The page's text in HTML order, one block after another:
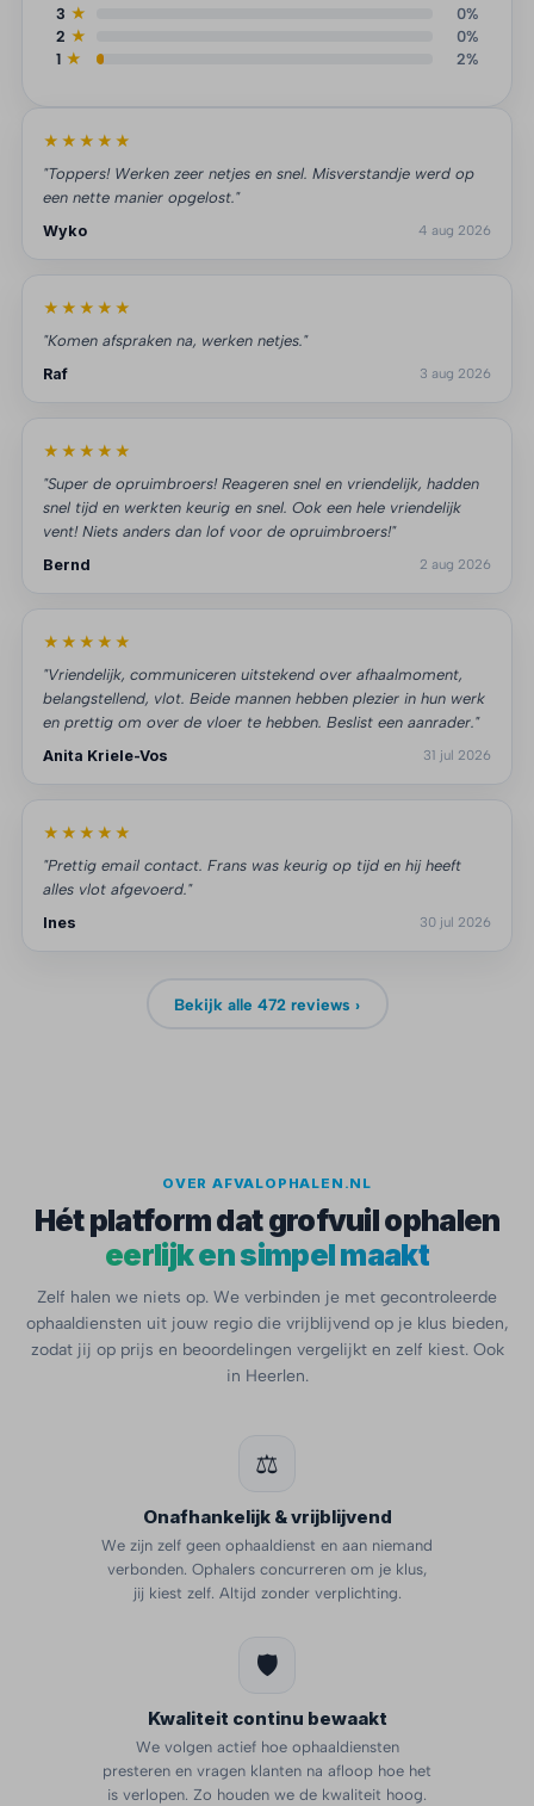
3 ★
0%
2 ★
0%
1 ★ 2%
★★★★★
"Toppers! Werken zeer netjes en snel. Misverstandje werd op
een nette manier opgelost."
Wyko
4 aug 2026
★★★★★
"Komen afspraken na, werken netjes."
Raf
3 aug 2026
★★★★★
"Super de opruimbroers! Reageren snel en vriendelijk, hadden
snel tijd en werkten keurig en snel. Ook een hele vriendelijk
vent! Niets anders dan lof voor de opruimbroers!"
Bernd
2 aug 2026
★★★★★
"Vriendelijk, communiceren uitstekend over afhaalmoment,
belangstellend, vlot. Beide mannen hebben plezier in hun werk
en prettig om over de vloer te hebben. Beslist een aanrader."
Anita Kriele-Vos
31 jul 2026
★★★★★
"Prettig email contact. Frans was keurig op tijd en hij heeft
alles vlot afgevoerd."
Ines
30 jul 2026
Bekijk alle 472 reviews ›
OVER AFVALOPHALEN.NL
Hét platform dat grofvuil ophalen
eerlijk en simpel maakt
Zelf halen we niets op. We verbinden je met gecontroleerde
ophaaldiensten uit jouw regio die vrijblijvend op je klus bieden,
zodat jij op prijs en beoordelingen vergelijkt en zelf kiest. Ook
in Heerlen.
⚖️
Onafhankelijk & vrijblijvend
We zijn zelf geen ophaaldienst en aan niemand
verbonden. Ophalers concurreren om je klus,
jij kiest zelf. Altijd zonder verplichting.
🛡️
Kwaliteit continu bewaakt
We volgen actief hoe ophaaldiensten
presteren en vragen klanten na afloop hoe het
is verlopen. Zo houden we de kwaliteit hoog.